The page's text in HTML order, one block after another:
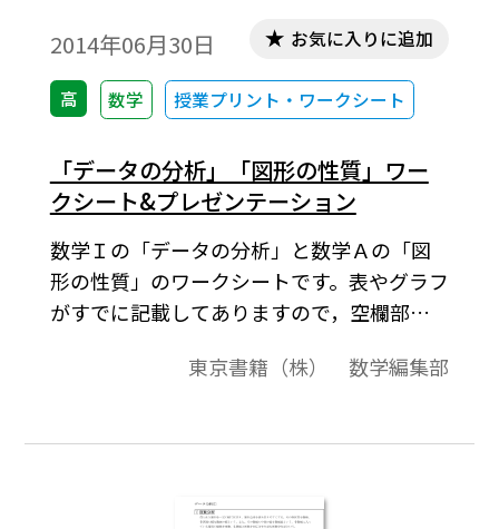
2014年06月30日
高 数学 授業プリント・ワークシート
お気に入りに追加
「データの分析」「図形の性質」ワー
クシート&プレゼンテーション
数学Ｉの「データの分析」と数学Ａの「図
形の性質」のワークシートです。表やグラフ
がすでに記載してありますので，空欄部分
通り学習することができます。印刷して生徒
い。・「データの分析」はワークシートと
ションを用意しました。
東京書籍（株） 数学編集部